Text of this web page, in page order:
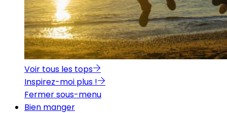
Voir tous les tops
Inspirez-moi plus !
Fermer sous-menu
Bien manger